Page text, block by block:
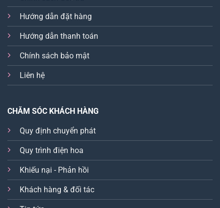
Hướng dẫn đặt hàng
Hướng dẫn thanh toán
Chính sách bảo mật
Liên hệ
CHĂM SÓC KHÁCH HÀNG
Quy định chuyển phát
Quy trình điện hoa
Khiếu nại - Phản hồi
Khách hàng & đối tác